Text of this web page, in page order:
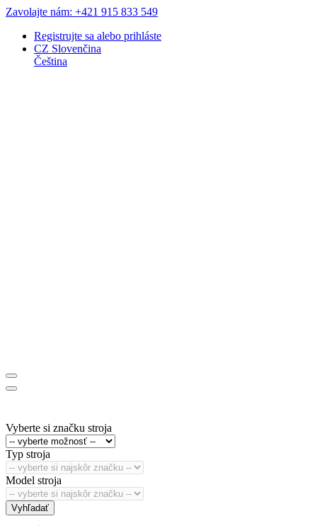
Zavolajte nám: +421 915 833 549
Registrujte sa alebo prihláste
CZ Slovenčina
Čeština
Vyberte si značku stroja
Typ stroja
Model stroja
Vyhľadať